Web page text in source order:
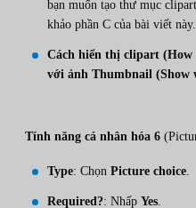
bạn muốn tạo thư mục
khảo phần C của bài viết này.
Cách hiển thị clipart (How
với ảnh Thumbnail (Show
Tính năng cá nhân hóa 6
Type: Chọn Picture choice.
Required?: Nhấp Yes.